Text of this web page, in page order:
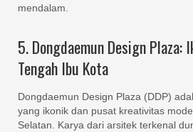
mendalam.
5. Dongdaemun Design Plaza:
Tengah Ibu Kota
Dongdaemun Design Plaza (DDP)
yang ikonik dan pusat kreativitas
Selatan. Karya dari arsitek terkenal